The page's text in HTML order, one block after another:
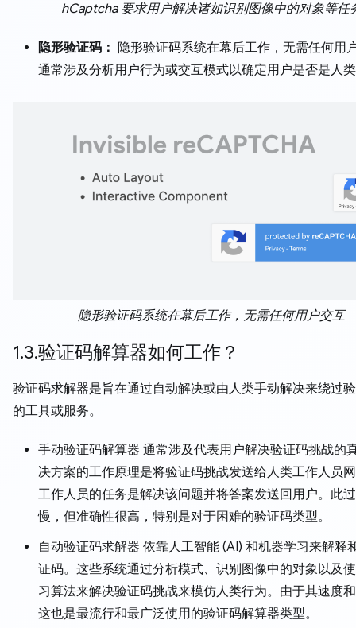
hCaptcha 要求用户解决诸如识别图像中的对象等任
隐形验证码： 隐形验证码系统在幕后工作，无需任何用
通常涉及分析用户行为或交互模式以确定用户是否是人
隐形验证码系统在幕后工作，无需任何用户交互
1.3.验证码解算器如何工作？
验证码求解器是旨在通过自动解决或由人类手动解决来绕过
的工具或服务。
手动验证码解算器 通常涉及代表用户解决验证码挑战的
决方案的工作原理是将验证码挑战发送给人类工作人员
工作人员的任务是解决该问题并将答案发送回用户。此
慢，但准确性很高，特别是对于困难的验证码类型。
自动验证码求解器 依靠人工智能 (AI) 和机器学习来解释
证码。这些系统通过分析模式、识别图像中的对象以及
习算法来解决验证码挑战来模仿人类行为。由于其速度
这也是最流行和最广泛使用的验证码解算器类型。